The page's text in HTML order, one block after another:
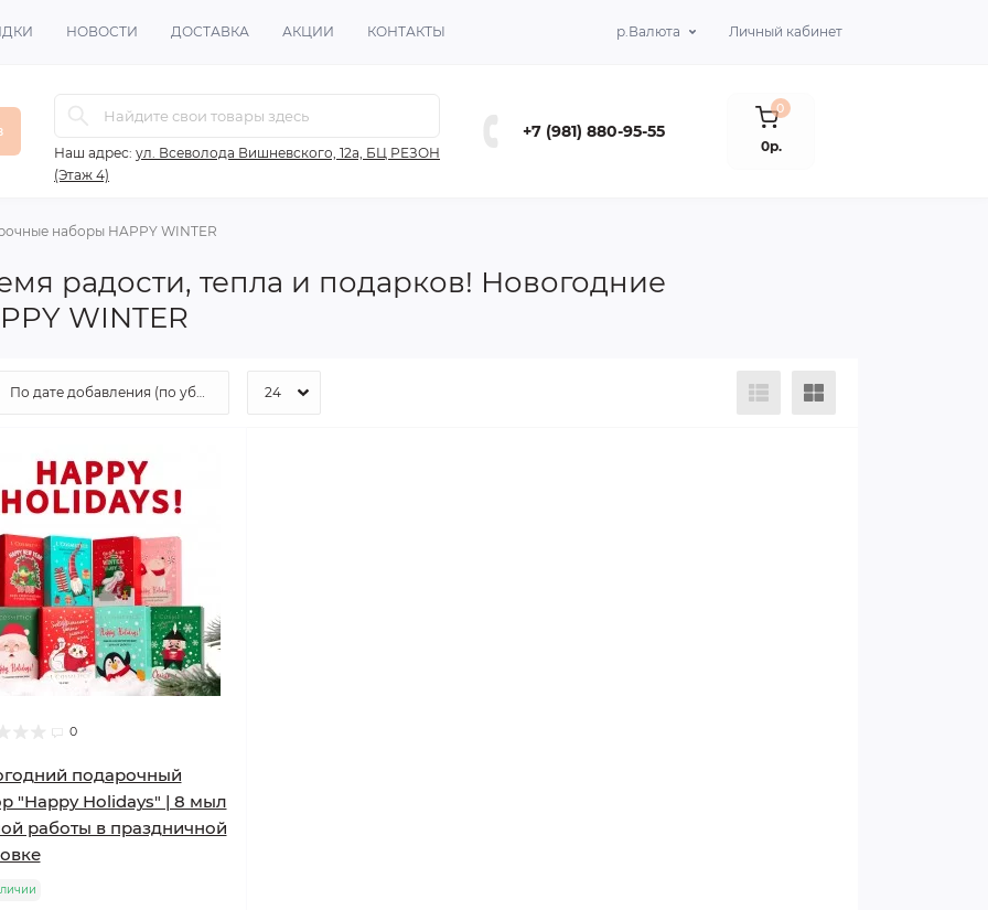
НОВОСТИ ДОСТАВКА АКЦИИ КОНТАКТЫ р.Валюта Личный кабинет
Наш адрес: ул. Всеволода Вишневского, 12а, БЦ РЕЗОН
(Этаж 4)
+7 (981) 880-95-55
0
0р.
наборы HAPPY WINTER
радости, тепла и подарков! Новогодние
WINTER
0
подарочный
"Happy Holidays" | 8 мыл
работы в праздничной